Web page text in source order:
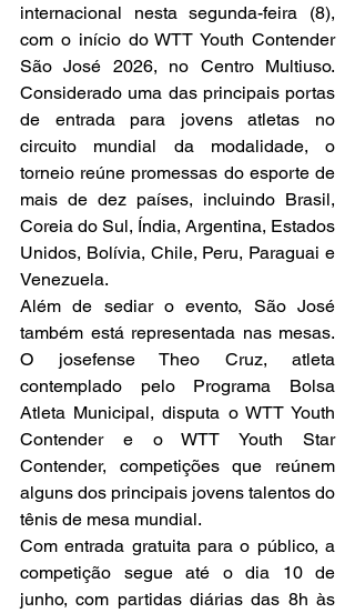
internacional nesta segunda-feira (8),
com o início do WTT Youth Contender
São José 2026, no Centro Multiuso.
Considerado uma das principais portas
de entrada para jovens atletas no
circuito mundial da modalidade, o
torneio reúne promessas do esporte de
mais de dez países, incluindo Brasil,
Coreia do Sul, Índia, Argentina, Estados
Unidos, Bolívia, Chile, Peru, Paraguai e
Venezuela.
Além de sediar o evento, São José
também está representada nas mesas.
O josefense Theo Cruz, atleta
contemplado pelo Programa Bolsa
Atleta Municipal, disputa o WTT Youth
Contender e o WTT Youth Star
Contender, competições que reúnem
alguns dos principais jovens talentos do
tênis de mesa mundial.
Com entrada gratuita para o público, a
competição segue até o dia 10 de
junho, com partidas diárias das 8h às